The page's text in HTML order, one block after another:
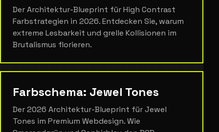
Der Architektur-Blueprint für High Contrast
Farbstrategien in 2026. Entdecken Sie, warum
extreme Lesbarkeit und grelle Kollisionen im
Brutalismus florieren.
Farbschema: Jewel Tones
Der 2026 Architektur-Blueprint für Jewel
Tones im Premium Webdesign. Wie